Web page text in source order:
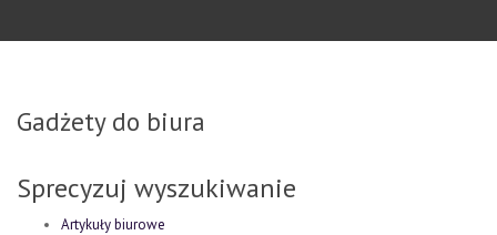
Gadżety do biura
Sprecyzuj wyszukiwanie
Artykuły biurowe